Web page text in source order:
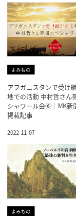
よみもの
アフガニスタンで受け
地での活動 中村哲さん
シャワール会⑥｜MK新
掲載記事
2022-11-07
よみもの